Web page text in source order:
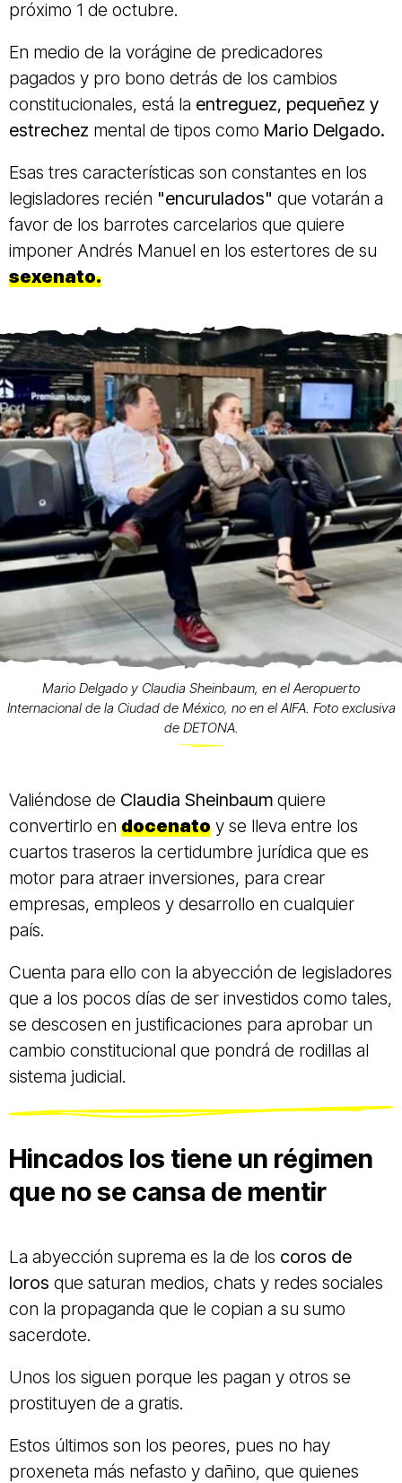
próximo 1 de octubre.
En medio de la vorágine de predicadores
pagados y pro bono detrás de los cambios
constitucionales, está la entreguez, pequeñez y
estrechez mental de tipos como Mario Delgado.
Esas tres características son constantes en los
legisladores recién "encurulados" que votarán a
favor de los barrotes carcelarios que quiere
imponer Andrés Manuel en los estertores de su
sexenato.
Mario Delgado y Claudia Sheinbaum, en el Aeropuerto
Internacional de la Ciudad de México, no en el AIFA. Foto exclusiva
de DETONA.
Valiéndose de Claudia Sheinbaum quiere
convertirlo en docenato y se lleva entre los
cuartos traseros la certidumbre jurídica que es
motor para atraer inversiones, para crear
empresas, empleos y desarrollo en cualquier
país.
Cuenta para ello con la abyección de legisladores
que a los pocos días de ser investidos como tales,
se descosen en justificaciones para aprobar un
cambio constitucional que pondrá de rodillas al
sistema judicial.
Hincados los tiene un régimen
que no se cansa de mentir
La abyección suprema es la de los coros de
loros que saturan medios, chats y redes sociales
con la propaganda que le copian a su sumo
sacerdote.
Unos los siguen porque les pagan y otros se
prostituyen de a gratis.
Estos últimos son los peores, pues no hay
proxeneta más nefasto y dañino, que quienes